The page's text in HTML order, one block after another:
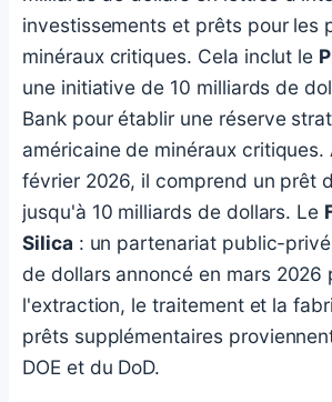
investissements et prêts pour les
minéraux critiques. Cela inclut le
une initiative de 10 milliards de
Bank pour établir une réserve
américaine de minéraux critiques.
février 2026, il comprend un prêt
jusqu'à 10 milliards de dollars. Le
Silica : un partenariat public-
de dollars annoncé en mars 2026
l'extraction, le traitement et la
prêts supplémentaires
DOE et du DoD.